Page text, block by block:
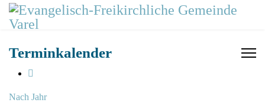
Terminkalender
Nach Jahr